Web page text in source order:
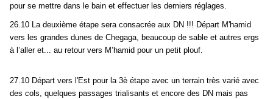
pour se mettre dans le bain et effectuer les derniers réglages.
26.10 La deuxième étape sera consacrée aux DN !!! Départ M'hamid
vers les grandes dunes de Chegaga, beaucoup de sable et autres ergs
à l’aller et... au retour vers M’hamid pour un petit plouf.
27.10 Départ vers l'Est pour la 3è étape avec un terrain très varié avec
des cols, quelques passages trialisants et encore des DN mais pas